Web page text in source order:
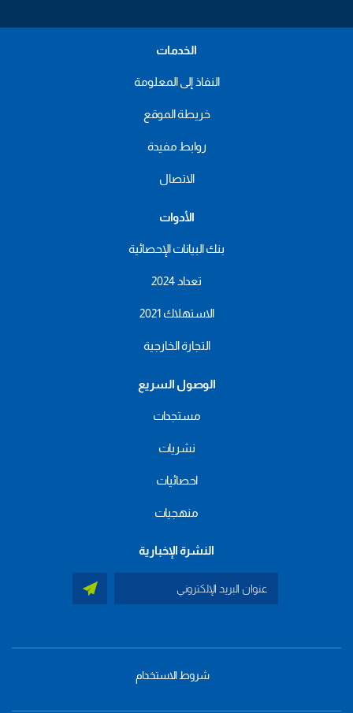
الخدمات
النفاذ إلى المعلومة
خريطة الموقع
روابط مفيدة
الاتصال
الأدوات
بنك البيانات الإحصائية
تعداد 2024
الاستهلاك 2021
التجارة الخارجية
الوصول السريع
مستجدات
نشريات
احصائيات
منهجيات
النشرة الإخبارية
شروط الاستخدام